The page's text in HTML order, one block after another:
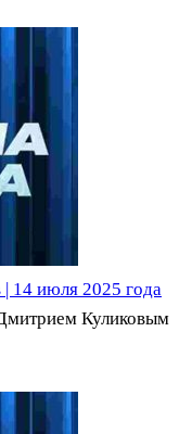
14 июля 2025 года
Куликовым